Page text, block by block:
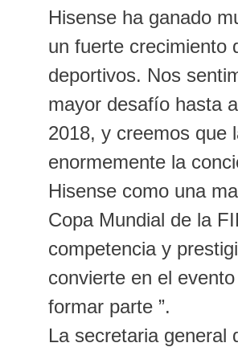
Hisense ha ganado
un fuerte crecimiento
deportivos. Nos
mayor desafío hasta
2018, y creemos que
enormemente la
Hisense como una
Copa Mundial de la
competencia y
convierte en el
formar parte ”.
La secretaria general